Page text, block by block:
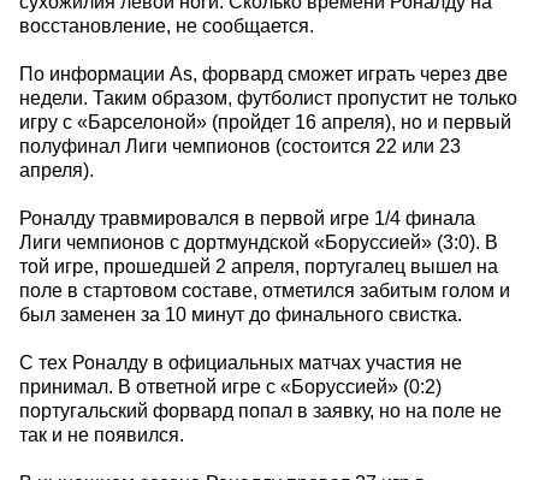
восстановление, не сообщается.
По информации As, форвард сможет играть через две
недели. Таким образом, футболист пропустит не только
игру с «Барселоной» (пройдет 16 апреля), но и первый
полуфинал Лиги чемпионов (состоится 22 или 23
апреля).
Роналду травмировался в первой игре 1/4 финала
Лиги чемпионов с дортмундской «Боруссией» (3:0). В
той игре, прошедшей 2 апреля, португалец вышел на
поле в стартовом составе, отметился забитым голом и
был заменен за 10 минут до финального свистка.
С тех Роналду в официальных матчах участия не
принимал. В ответной игре с «Боруссией» (0:2)
португальский форвард попал в заявку, но на поле не
так и не появился.